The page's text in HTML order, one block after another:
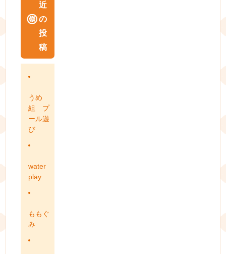
近
の
投
稿
うめ
組 プ
ール遊
び
water
play
ももぐ
み